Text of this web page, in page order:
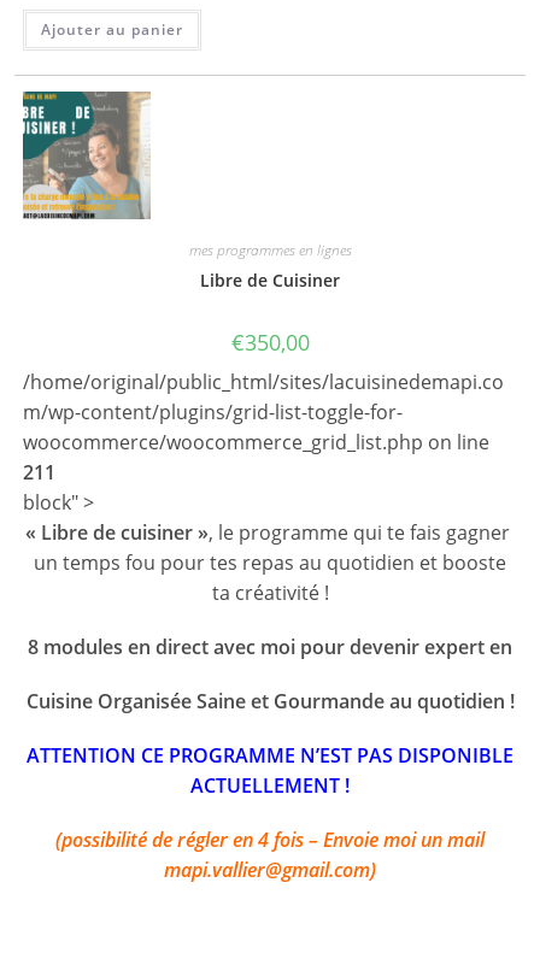
Ajouter au panier
mes programmes en lignes
Libre de Cuisiner
€350,00
/home/original/public_html/sites/lacuisinedemapi.co
m/wp-content/plugins/grid-list-toggle-for-
woocommerce/woocommerce_grid_list.php on line
211
block" >
« Libre de cuisiner », le programme qui te fais gagner
un temps fou pour tes repas au quotidien et booste
ta créativité !
8 modules en direct avec moi pour devenir expert en
Cuisine Organisée Saine et Gourmande au quotidien !
ATTENTION CE PROGRAMME N’EST PAS DISPONIBLE
ACTUELLEMENT !
(possibilité de régler en 4 fois –Envoie moi un mail
mapi.vallier@gmail.com)